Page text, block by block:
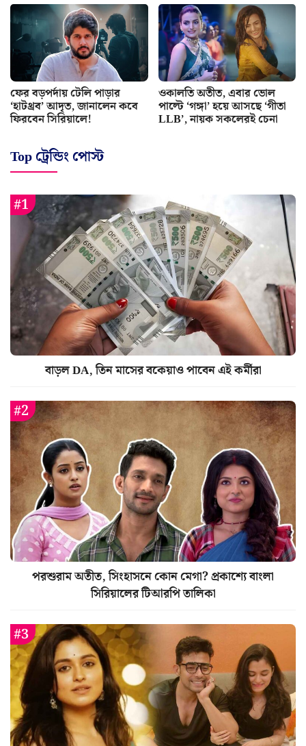
ফের বড়পর্দায় টেলি পাড়ার
‘হাটথ্রব’ আদৃত, জানালেন কবে
ফিরবেন সিরিয়ালে!
ওকালতি অতীত, এবার ভোল
পাল্টে ‘গঙ্গা’ হয়ে আসছে ‘গীতা
LLB’, নায়ক সকলেরই চেনা
Top ট্রেন্ডিং পোস্ট
বাড়ল DA, তিন মাসের বকেয়াও পাবেন এই কর্মীরা
পরশুরাম অতীত, সিংহাসনে কোন মেগা? প্রকাশ্যে বাংলা
সিরিয়ালের টিআরপি তালিকা